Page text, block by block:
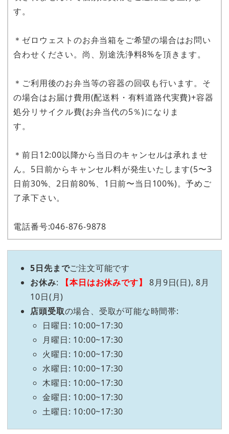
す。
＊ゼロウェストのお弁当箱をご希望の場合はお問い
合わせください。尚、別途洗浄料8%を頂きます。
＊ご利用後のお弁当等の容器の回収も行います。そ
の場合はお届け費用(配送料・有料道路代実費)+容器
処分リサイクル費(お弁当代の5％)になりま
す。
＊前日12:00以降から当日のキャンセルは承れませ
ん。5日前からキャンセル料が発生いたします(5〜3
日前30%、2日前80%、1日前〜当日100%)。予めご
了承下さい。
電話番号:046-876-9878
5日先までご注文可能です
お休み: 【本日はお休みです】
8月9日(日), 8月
10日(月)
店頭受取の場合、受取が可能な時間帯:
日曜日: 10:00~17:30
月曜日: 10:00~17:30
火曜日: 10:00~17:30
水曜日: 10:00~17:30
木曜日: 10:00~17:30
金曜日: 10:00~17:30
土曜日: 10:00~17:30